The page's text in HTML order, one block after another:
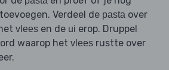
Verdeel de pasta over
vlees en de ui erop. Druppel
waarop het vlees rustte over